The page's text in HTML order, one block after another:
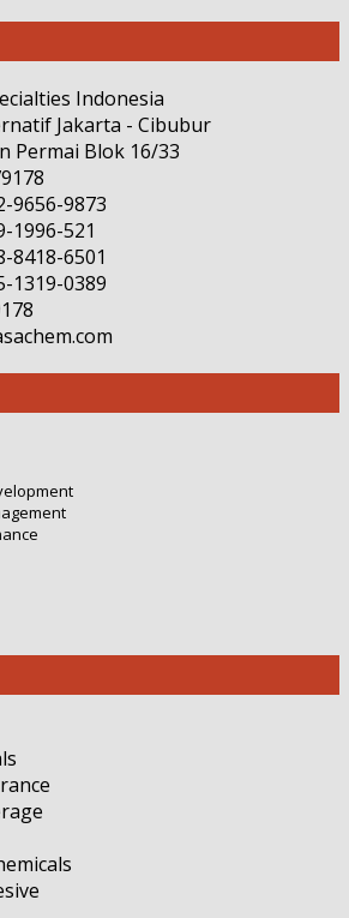
Indonesia
Jakarta - Cibubur
Permai Blok 16/33
9656-9873
1996-521
8418-6501
1319-0389